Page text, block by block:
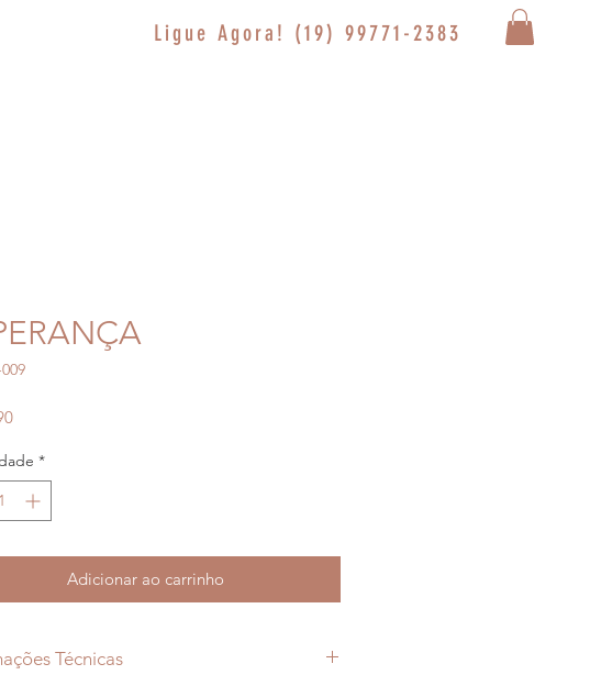
Ligue Agora! (19) 99771-2383
Preço
*
Adicionar ao carrinho
Técnicas